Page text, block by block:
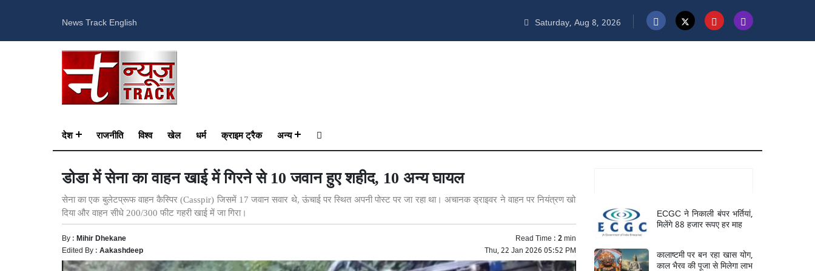
News Track English Saturday, Aug 8, 2026
देश राजनीति विश्व खेल धर्म क्राइम ट्रैक अन्य
डोडा में सेना का वाहन खाई में गिरने से 10 जवान हुए शहीद, 10 अन्य घायल
सेना का एक बुलेटप्रूफ वाहन कैस्पिर (Casspir) जिसमें 17 जवान सवार थे, ऊंचाई पर स्थित अपनी पोस्ट पर जा रहा था। अचानक ड्राइवर ने वाहन पर नियंत्रण खो
दिया और वाहन सीधे 200/300 फीट गहरी खाई में जा गिरा।
By :Mihir Dhekane Read Time :2min
Edited By :Aakashdeep Thu, 22 Jan 2026 05:52 PM
ECGC ने निकाली बंपर भर्तियां,
मिलेंगे 88 हजार रूपए हर माह
कालाष्टमी पर बन रहा खास योग,
काल भैरव की पूजा से मिलेगा लाभ